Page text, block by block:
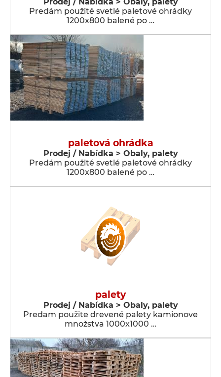
Predám použité svetlé paletové ohrádky
1200x800 balené po …
paletová ohrádka
Prodej / Nabídka > Obaly, palety
Predám použité svetlé paletové ohrádky
1200x800 balené po …
palety
Prodej / Nabídka > Obaly, palety
Predam použite drevené palety kamionove
množstva 1000x1000 …